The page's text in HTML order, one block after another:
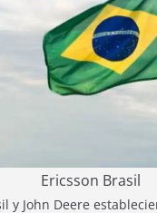
Ericsson Brasil
y John Deere